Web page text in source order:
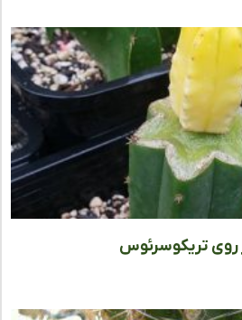
تریکوسرئوس